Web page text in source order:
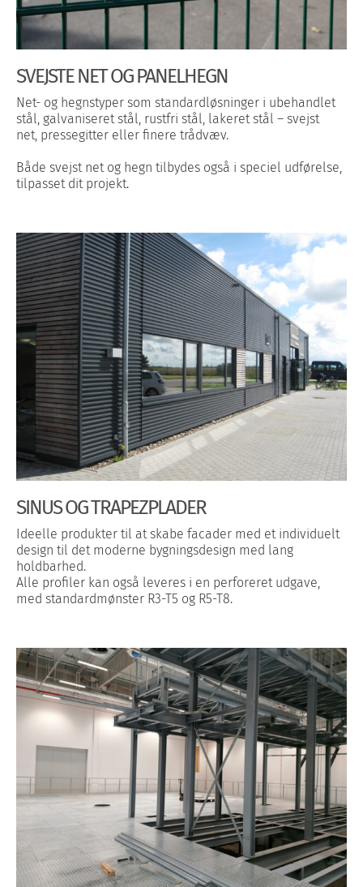
SVEJSTE NET OG PANELHEGN
Net- og hegnstyper som standardløsninger i ubehandlet
stål, galvaniseret stål, rustfri stål, lakeret stål – svejst
net, pressegitter eller finere trådvæv​.
Både svejst net og hegn tilbydes også i speciel udførelse,
tilpasset dit projekt.
SINUS OG TRAPEZPLADER
Ideelle produkter til at skabe facader med et individuelt
design til det moderne bygningsdesign med lang
holdbarhed.
Alle profiler kan også leveres i en perforeret udgave,
med standardmønster R3-T5 og R5-T8.